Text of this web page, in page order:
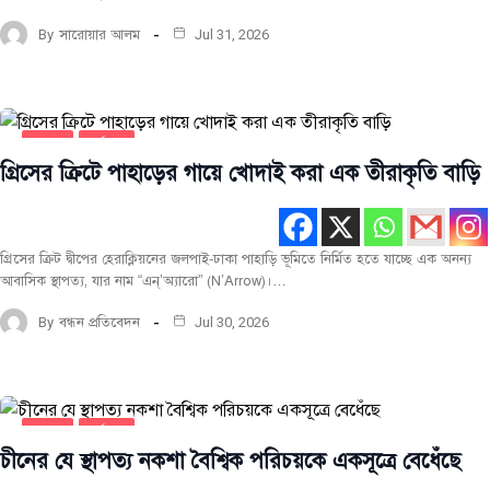
By সারোয়ার আলম Jul 31, 2026
গ্রিসের ক্রিটে পাহাড়ের গায়ে খোদাই করা এক তীরাকৃতি বাড়ি
গ্রিসের ক্রিট দ্বীপের হেরাক্লিয়নের জলপাই-ঢাকা পাহাড়ি ভূমিতে নির্মিত হতে যাচ্ছে এক অনন্য
আবাসিক স্থাপত্য, যার নাম “এন্‌’অ্যারো” (N’Arrow)।…
By বন্ধন প্রতিবেদন Jul 30, 2026
চীনের যে স্থাপত্য নকশা বৈশ্বিক পরিচয়কে একসূত্রে বেধেঁছে